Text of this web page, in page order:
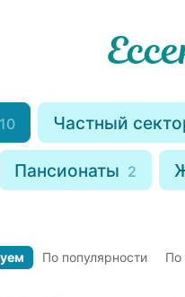
10 Частный
Пансионаты 2
По популярности По